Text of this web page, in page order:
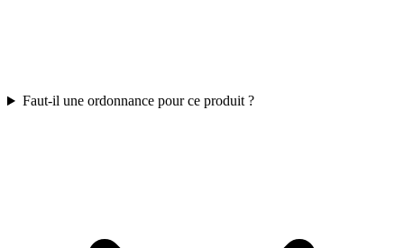
Faut-il une ordonnance pour ce produit ?